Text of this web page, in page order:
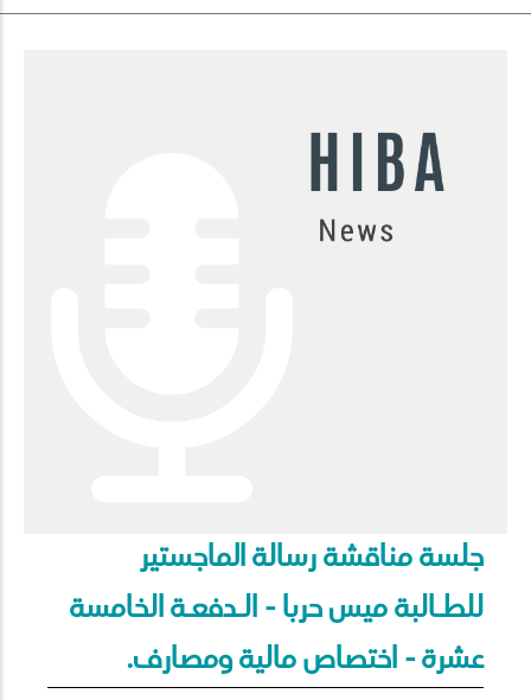
جلسة مناقشة رسالة الماجستير
للطـالبة ميس حربا - الـدفعـة الخامسة
عشرة - اختصاص مالية ومصارف.